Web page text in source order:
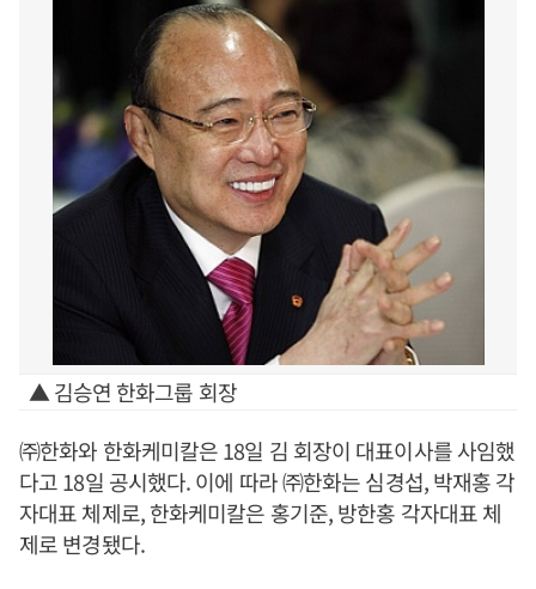
▲ 김승연 한화그룹 회장
㈜한화와 한화케미칼은 18일 김 회장이 대표이사를 사임했
다고 18일 공시했다. 이에 따라 ㈜한화는 심경섭, 박재홍 각
자대표 체제로, 한화케미칼은 홍기준, 방한홍 각자대표 체
제로 변경됐다.